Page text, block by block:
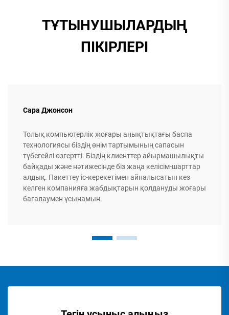
ТҰТЫНУШЫЛАРДЫҢ
ПІКІРЛЕРІ
Сара Джонсон
Толық компьютерлік жоғары анықтықтағы баспа
технологиясы біздің өнім тартымының сапасын
түбегейлі өзгертті. Біздің клиенттер айырмашылықты
байқады және нәтижесінде біз жаңа келісім-шарттар
алдық. Пакеттеу іс-керекетімен айналысатын кез
келген компанияға жабдықтарын қолдануды жоғары
бағалаумен ұсынамын.